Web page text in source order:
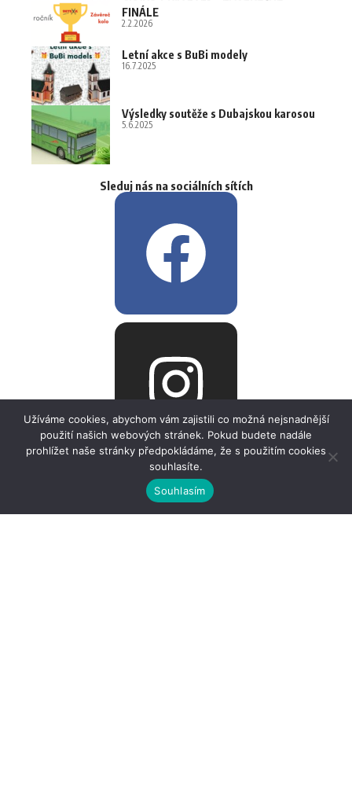
FINÁLE
2.2.2026
Letní akce s BuBi modely
16.7.2025
Výsledky soutěže s Dubajskou karosou
5.6.2025
Sleduj nás na sociálních sítích
Užíváme cookies, abychom vám zajistili co možná nejsnadnější
použití našich webových stránek. Pokud budete nadále
prohlížet naše stránky předpokládáme, že s použitím cookies
souhlasíte.
Souhlasím